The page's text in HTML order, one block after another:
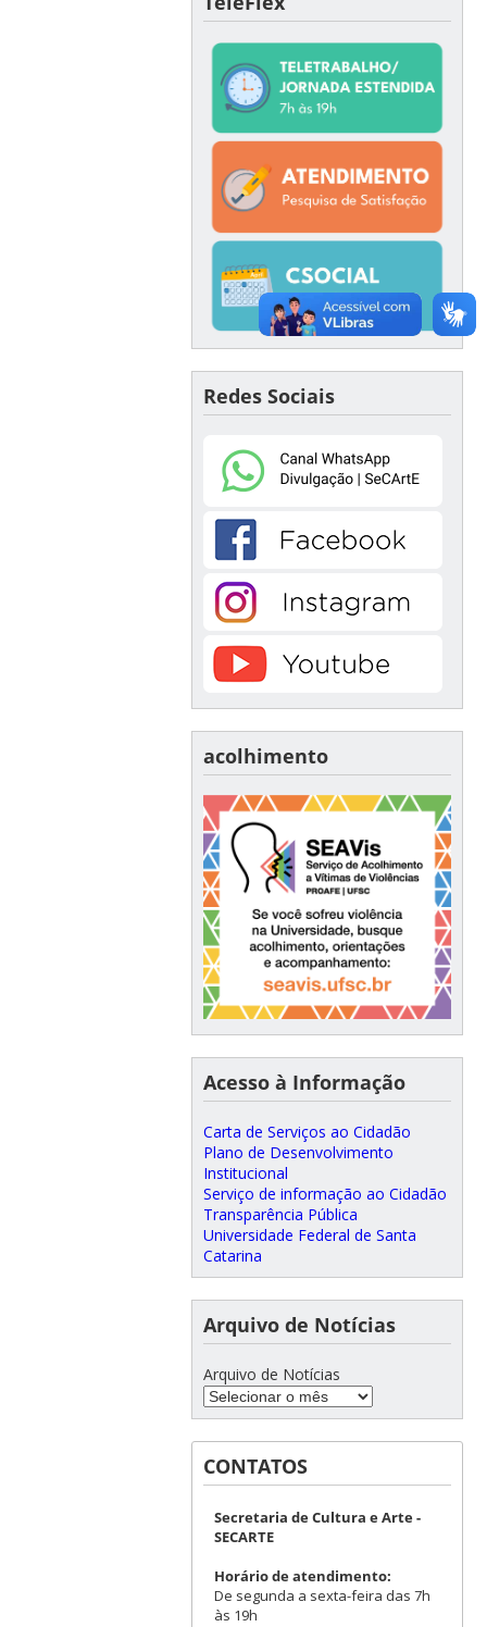
Redes Sociais
acolhimento
Acesso à Informação
Carta de Serviços ao Cidadão
Plano de Desenvolvimento
Institucional
Serviço de informação ao Cidadão
Transparência Pública
Universidade Federal de Santa
Catarina
Arquivo de Notícias
Arquivo de Notícias
CONTATOS
Secretaria de Cultura e Arte -
SECARTE
Horário de atendimento:
De segunda a sexta-feira das 7h
às 19h